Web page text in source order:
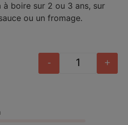
à boire sur 2 ou 3 ans, sur
ou un fromage.
- +